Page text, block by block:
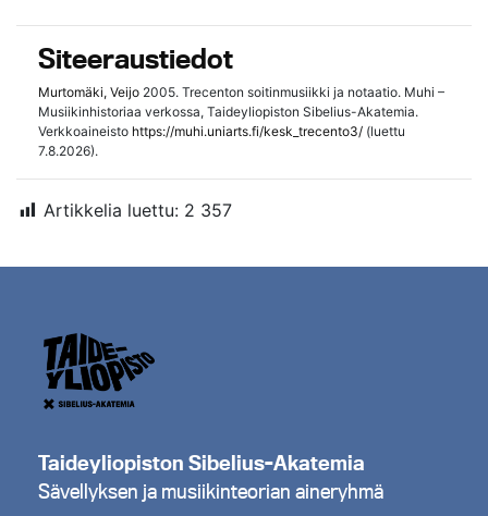
Siteeraustiedot
Murtomäki, Veijo 2005. Trecenton soitinmusiikki ja notaatio. Muhi –
Musiikinhistoriaa verkossa, Taideyliopiston Sibelius-Akatemia.
Verkkoaineisto https://muhi.uniarts.fi/kesk_trecento3/ (luettu
7.8.2026).
Artikkelia luettu: 2 357
Taideyliopiston Sibelius-Akatemia
Sävellyksen ja musiikinteorian aineryhmä